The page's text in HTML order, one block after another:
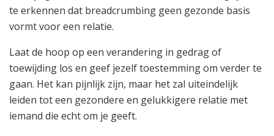
te erkennen dat breadcrumbing geen gezonde basis
vormt voor een relatie.
Laat de hoop op een verandering in gedrag of
toewijding los en geef jezelf toestemming om verder te
gaan. Het kan pijnlijk zijn, maar het zal uiteindelijk
leiden tot een gezondere en gelukkigere relatie met
iemand die echt om je geeft.